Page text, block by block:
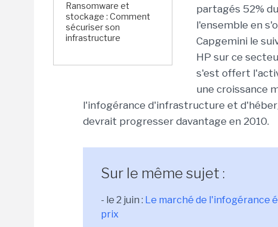
Ransomware et
stockage : Comment
sécuriser son
infrastructure
partagés 52%
l'ensemble en
Capgemini le
HP sur ce
s'est offert
une croissance
l'infogérance d'infrastructure et
devrait progresser davantage en 2010.
Sur le même sujet :
- le 2 juin : Le marché de l'infogérance
prix